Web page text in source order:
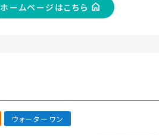
ホームページはこちら
ウォーターワン